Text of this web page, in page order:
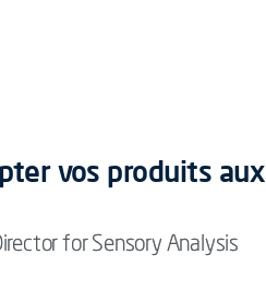
vos produits aux
for Sensory Analysis